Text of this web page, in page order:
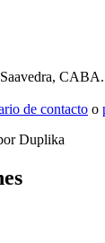
CABA.
de contacto o
Duplika